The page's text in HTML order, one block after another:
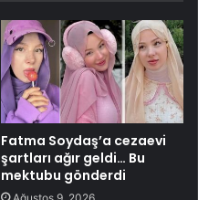
Fatma Soydaş’a cezaevi
şartları ağır geldi… Bu
mektubu gönderdi